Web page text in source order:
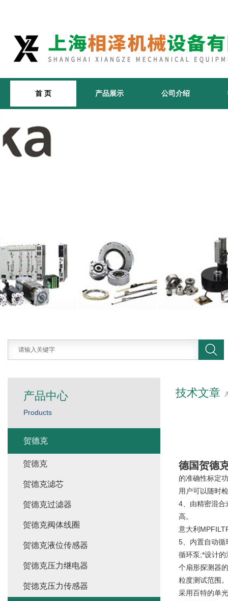
首 页 产品展示 公司介绍
技术文章
德国贺德
的准确性标定
用户可以随时
4、由精密混合
高。
意大利
5、内置自动循
循环泵;*设计
个扇形探测器
粒度测试范围
采用百特的单
产品中心
Products
贺德克
贺德克
贺德克滤芯
贺德克过滤器
贺德克阀体线圈
贺德克液位传感器
贺德克压力继电器
贺德克压力传感器